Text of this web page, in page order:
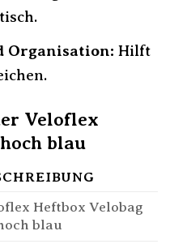
Organisation: Hilft
Veloflex
blau
Heftbox Velobag
blau